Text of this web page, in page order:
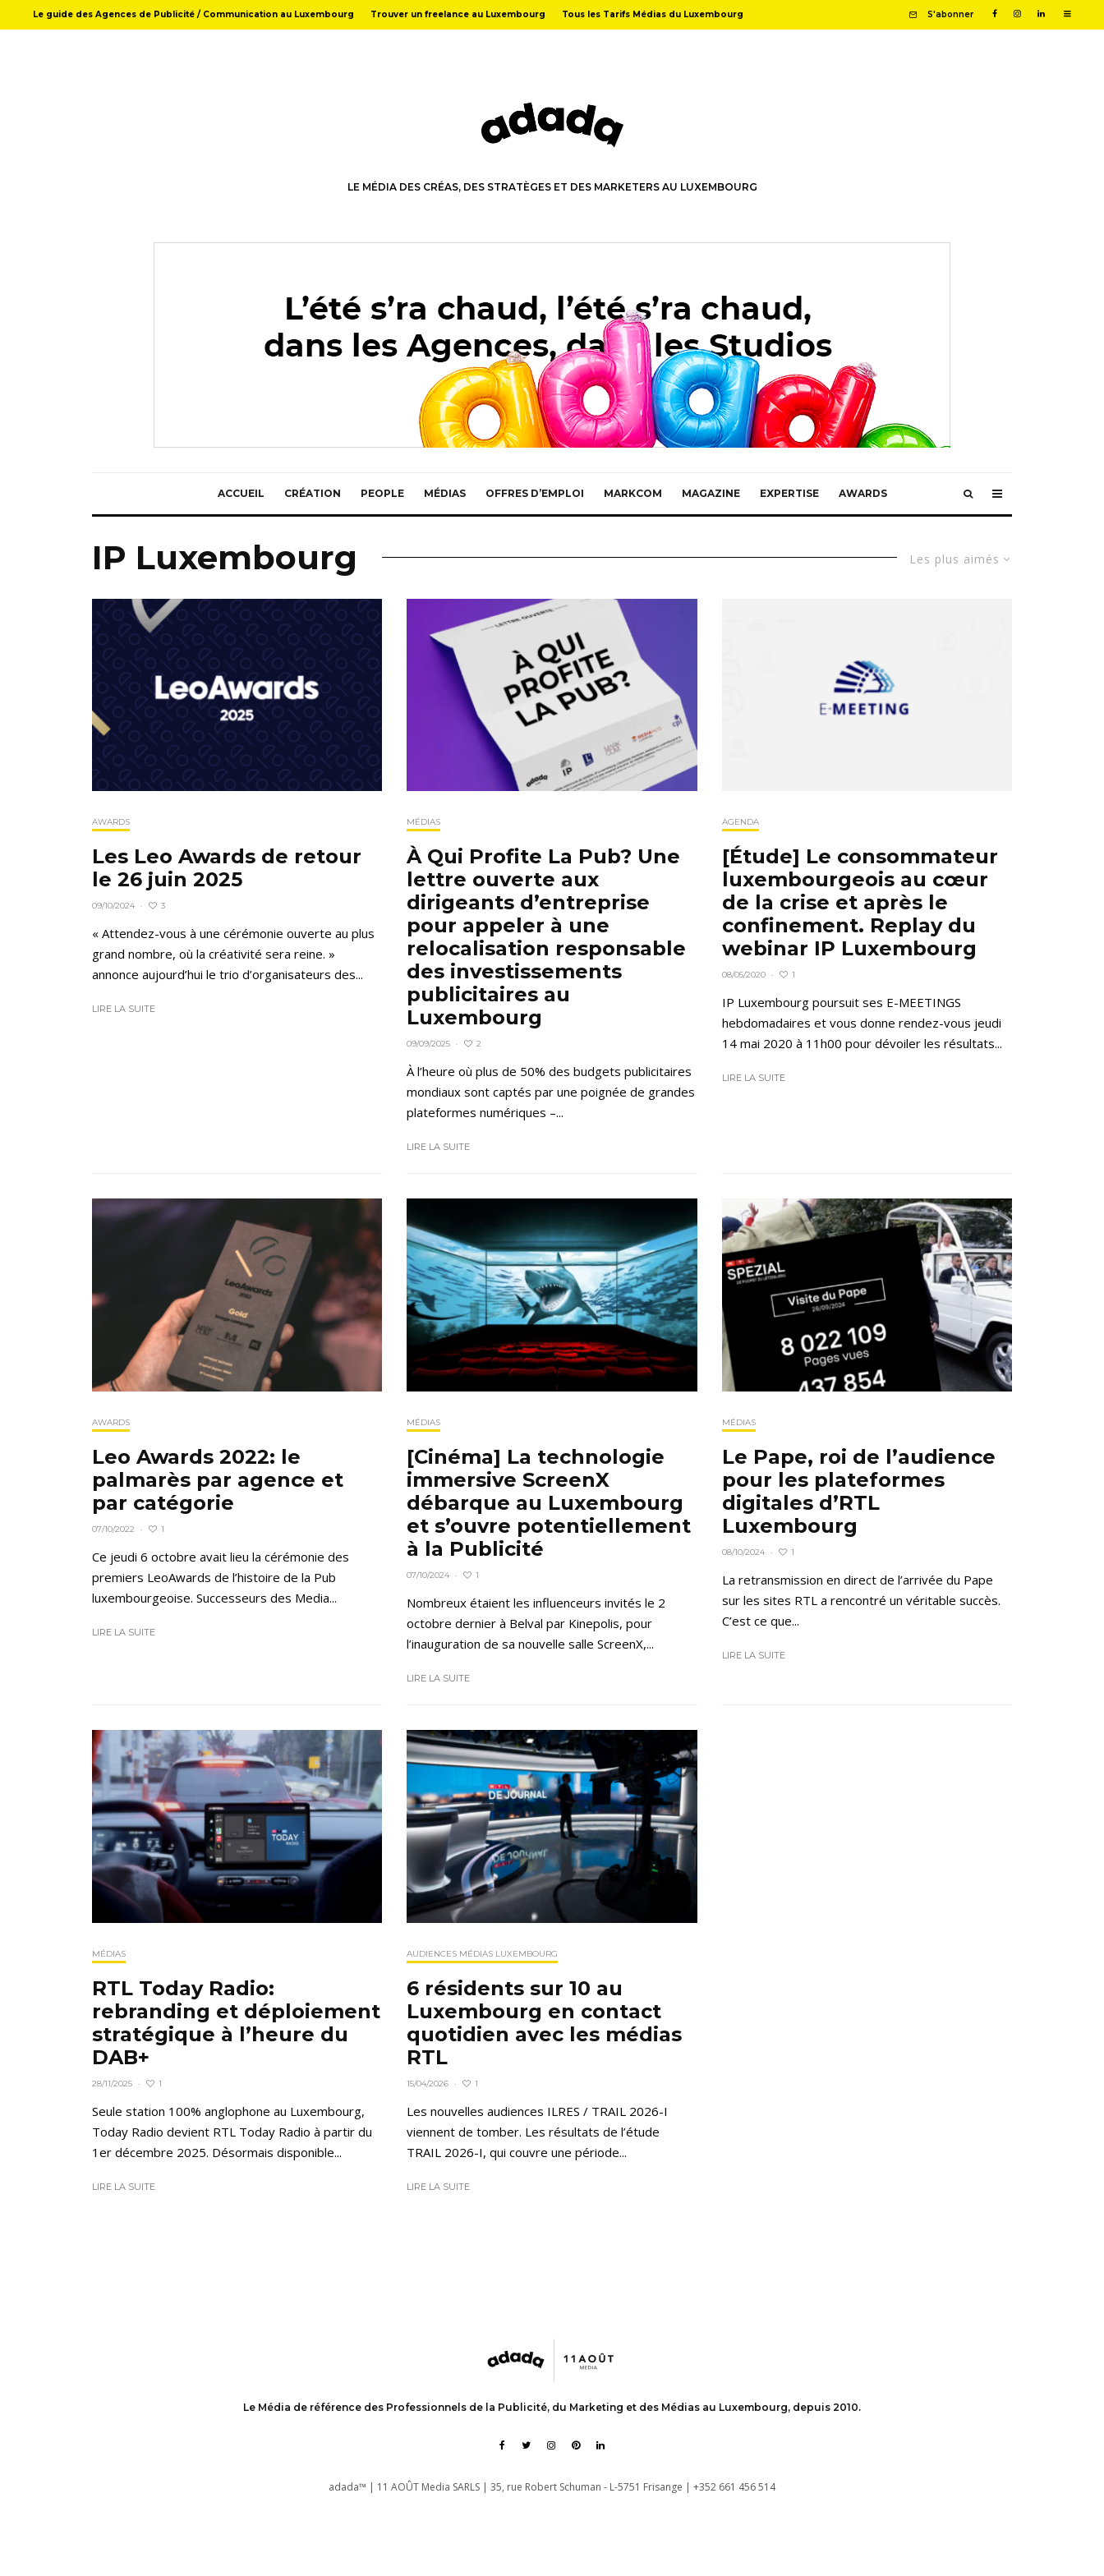
Le guide des Agences de Publicité / Communication au Luxembourg Trouver un freelance au Luxembourg Tous les Tarifs Médias du Luxembourg S'abonner
LE MÉDIA DES CRÉAS, DES STRATÈGES ET DES MARKETERS AU LUXEMBOURG
ACCUEIL CRÉATION PEOPLE MÉDIAS OFFRES D’EMPLOI MARKCOM MAGAZINE EXPERTISE AWARDS
Les plus aimés
IP Luxembourg
AWARDS
Les Leo Awards de retour
le 26 juin 2025
09/10/2024 · 3
« Attendez-vous à une cérémonie ouverte au plus
grand nombre, où la créativité sera reine. »
annonce aujourd’hui le trio d’organisateurs des...
LIRE LA SUITE
MÉDIAS
À Qui Profite La Pub? Une
lettre ouverte aux
dirigeants d’entreprise
pour appeler à une
relocalisation responsable
des investissements
publicitaires au
Luxembourg
09/09/2025 · 2
À l’heure où plus de 50% des budgets publicitaires
mondiaux sont captés par une poignée de grandes
plateformes numériques –...
LIRE LA SUITE
AGENDA
[Étude] Le consommateur
luxembourgeois au cœur
de la crise et après le
confinement. Replay du
webinar IP Luxembourg
08/05/2020 · 1
IP Luxembourg poursuit ses E-MEETINGS
hebdomadaires et vous donne rendez-vous jeudi
14 mai 2020 à 11h00 pour dévoiler les résultats...
LIRE LA SUITE
AWARDS
Leo Awards 2022: le
palmarès par agence et
par catégorie
07/10/2022 · 1
Ce jeudi 6 octobre avait lieu la cérémonie des
premiers LeoAwards de l’histoire de la Pub
luxembourgeoise. Successeurs des Media...
LIRE LA SUITE
MÉDIAS
[Cinéma] La technologie
immersive ScreenX
débarque au Luxembourg
et s’ouvre potentiellement
à la Publicité
07/10/2024 · 1
Nombreux étaient les influenceurs invités le 2
octobre dernier à Belval par Kinepolis, pour
l’inauguration de sa nouvelle salle ScreenX,...
LIRE LA SUITE
MÉDIAS
Le Pape, roi de l’audience
pour les plateformes
digitales d’RTL
Luxembourg
08/10/2024 · 1
La retransmission en direct de l’arrivée du Pape
sur les sites RTL a rencontré un véritable succès.
C’est ce que...
LIRE LA SUITE
MÉDIAS
RTL Today Radio:
rebranding et déploiement
stratégique à l’heure du
DAB+
28/11/2025 · 1
Seule station 100% anglophone au Luxembourg,
Today Radio devient RTL Today Radio à partir du
1er décembre 2025. Désormais disponible...
LIRE LA SUITE
AUDIENCES MÉDIAS LUXEMBOURG
6 résidents sur 10 au
Luxembourg en contact
quotidien avec les médias
RTL
15/04/2026 · 1
Les nouvelles audiences ILRES / TRAIL 2026-I
viennent de tomber. Les résultats de l’étude
TRAIL 2026-I, qui couvre une période...
LIRE LA SUITE
Le Média de référence des Professionnels de la Publicité, du Marketing et des Médias au Luxembourg, depuis 2010.
adada™ | 11 AOÛT Media SARLS | 35, rue Robert Schuman - L-5751 Frisange | +352 661 456 514